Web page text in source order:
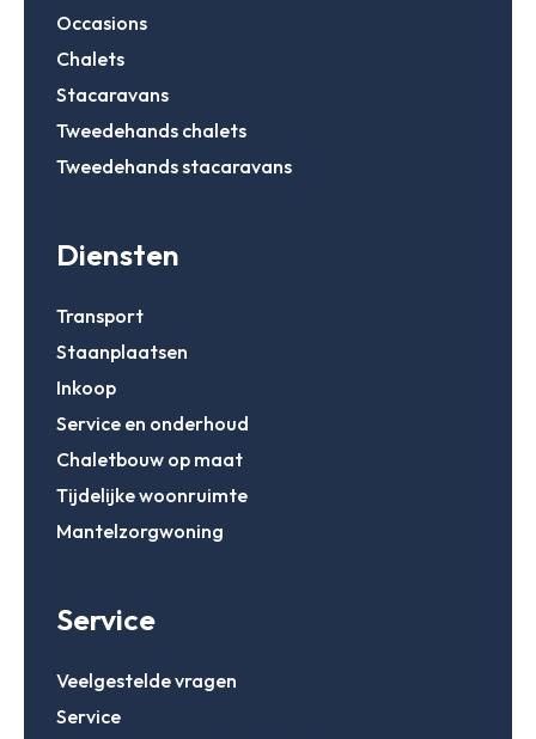
Occasions
Chalets
Stacaravans
Tweedehands chalets
Tweedehands stacaravans
Diensten
Transport
Staanplaatsen
Inkoop
Service en onderhoud
Chaletbouw op maat
Tijdelijke woonruimte
Mantelzorgwoning
Service
Veelgestelde vragen
Service
Inloggen
Email
Wachtwoord
Inloggen